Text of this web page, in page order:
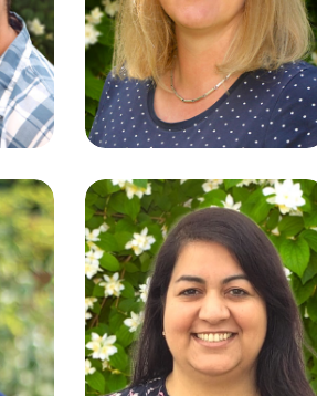
Byrthe Paul
Lehrkraft |
Leitung Lehrkräfte
Dalda Quaderi